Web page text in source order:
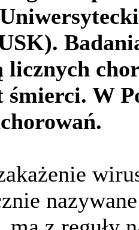
licznych
śmierci. W